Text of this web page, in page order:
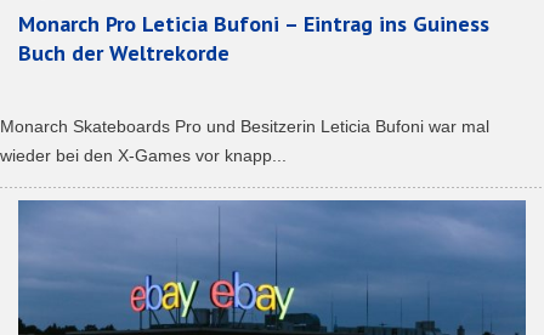
Monarch Pro Leticia Bufoni – Eintrag ins Guiness
Buch der Weltrekorde
Monarch Skateboards Pro und Besitzerin Leticia Bufoni war mal
wieder bei den X-Games vor knapp...